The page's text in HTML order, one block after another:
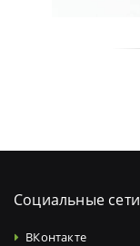
Социальные сети
ВКонтакте